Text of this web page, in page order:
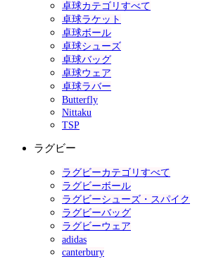
卓球カテゴリすべて
卓球ラケット
卓球ボール
卓球シューズ
卓球バッグ
卓球ウェア
卓球ラバー
Butterfly
Nittaku
TSP
ラグビー
ラグビーカテゴリすべて
ラグビーボール
ラグビーシューズ・スパイク
ラグビーバッグ
ラグビーウェア
adidas
canterbury